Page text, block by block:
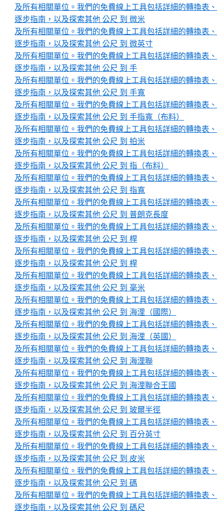
及所有相關單位。我們的免費線上工具包括詳細的轉換表、
逐步指南，以及探索其他 公尺 到 微米
及所有相關單位。我們的免費線上工具包括詳細的轉換表、
逐步指南，以及探索其他 公尺 到 微英寸
及所有相關單位。我們的免費線上工具包括詳細的轉換表、
逐步指南，以及探索其他 公尺 到 手
及所有相關單位。我們的免費線上工具包括詳細的轉換表、
逐步指南，以及探索其他 公尺 到 手寬
及所有相關單位。我們的免費線上工具包括詳細的轉換表、
逐步指南，以及探索其他 公尺 到 手指寬（布料）
及所有相關單位。我們的免費線上工具包括詳細的轉換表、
逐步指南，以及探索其他 公尺 到 拍米
及所有相關單位。我們的免費線上工具包括詳細的轉換表、
逐步指南，以及探索其他 公尺 到 指（布料）
及所有相關單位。我們的免費線上工具包括詳細的轉換表、
逐步指南，以及探索其他 公尺 到 指寬
及所有相關單位。我們的免費線上工具包括詳細的轉換表、
逐步指南，以及探索其他 公尺 到 普朗克長度
及所有相關單位。我們的免費線上工具包括詳細的轉換表、
逐步指南，以及探索其他 公尺 到 桿
及所有相關單位。我們的免費線上工具包括詳細的轉換表、
逐步指南，以及探索其他 公尺 到 桿
及所有相關單位。我們的免費線上工具包括詳細的轉換表、
逐步指南，以及探索其他 公尺 到 毫米
及所有相關單位。我們的免費線上工具包括詳細的轉換表、
逐步指南，以及探索其他 公尺 到 海浬（國際）
及所有相關單位。我們的免費線上工具包括詳細的轉換表、
逐步指南，以及探索其他 公尺 到 海浬（英國）
及所有相關單位。我們的免費線上工具包括詳細的轉換表、
逐步指南，以及探索其他 公尺 到 海浬聯
及所有相關單位。我們的免費線上工具包括詳細的轉換表、
逐步指南，以及探索其他 公尺 到 海浬聯合王國
及所有相關單位。我們的免費線上工具包括詳細的轉換表、
逐步指南，以及探索其他 公尺 到 玻爾半徑
及所有相關單位。我們的免費線上工具包括詳細的轉換表、
逐步指南，以及探索其他 公尺 到 百分英寸
及所有相關單位。我們的免費線上工具包括詳細的轉換表、
逐步指南，以及探索其他 公尺 到 皮米
及所有相關單位。我們的免費線上工具包括詳細的轉換表、
逐步指南，以及探索其他 公尺 到 碼
及所有相關單位。我們的免費線上工具包括詳細的轉換表、
逐步指南，以及探索其他 公尺 到 碼尺